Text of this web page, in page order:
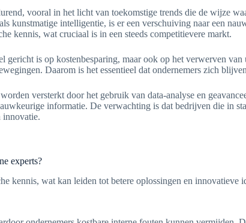
vooral in het licht van toekomstige trends die de wijze
kunstmatige intelligentie, is er een verschuiving naar een
kennis, wat cruciaal is in een steeds competitievere markt.
gericht is op kostenbesparing, maar ook op het verwerven
Daarom is het essentieel dat ondernemers zich
versterkt door het gebruik van data-analyse en
informatie. De verwachting is dat bedrijven die in
innovatie.
experts?
kennis, wat kan leiden tot betere oplossingen en